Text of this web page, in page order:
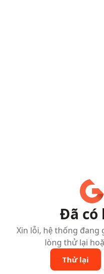
Đã có
Xin lỗi, hệ thống đang
lòng thử lại
Thử lại